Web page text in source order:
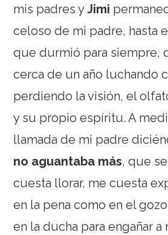
mis padres yJimi
celoso de mi padre, hasta
que durmió para siempre,
cerca de un año luchando
perdiendo la visión, el
y su propio espíritu. A
llamada de mi padre
no aguantaba más, que
cuesta llorar, me cuesta
en la pena como en el
en la ducha para engañar a